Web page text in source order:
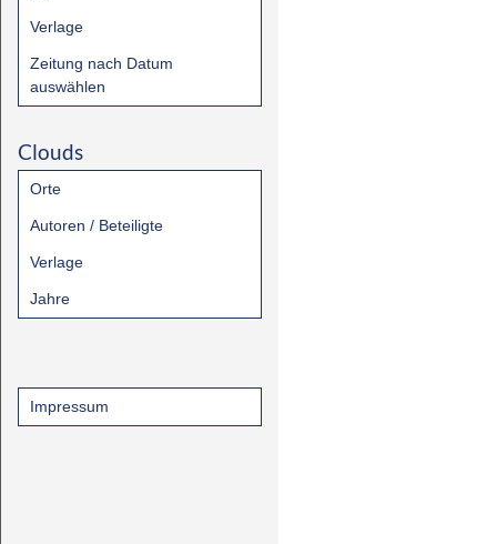
Verlage
Zeitung nach Datum
auswählen
Clouds
Orte
Autoren / Beteiligte
Verlage
Jahre
Impressum